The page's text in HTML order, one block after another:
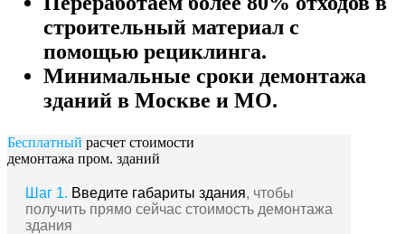
строительный материал с
помощью рециклинга.
Минимальные сроки демонтажа
зданий в Москве и МО.
Бесплатный расчет стоимости
демонтажа пром. зданий
Шаг 1. Введите габариты здания, чтобы
получить прямо сейчас стоимость демонтажа
здания